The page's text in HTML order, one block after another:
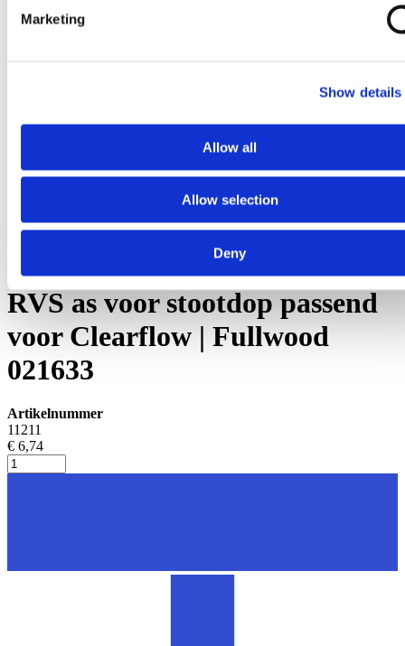
Marketing
Show details
Allow all
Allow selection
Deny
Ga naar het begin van de afbeeldingen-gallerij
RVS as voor stootdop passend
voor Clearflow | Fullwood
021633
Artikelnummer
11211
€ 6,74